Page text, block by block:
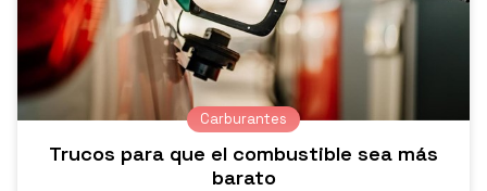
Trucos para que el combustible sea más
barato
Carburantes